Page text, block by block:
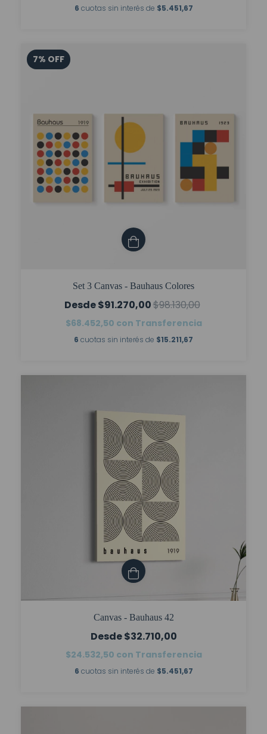
6 cuotas sin interés de $5.451,67
7% OFF
Set 3 Canvas - Bauhaus Colores
$91.270,00$98.130,00
$68.452,50 con Transferencia
6 cuotas sin interés de $15.211,67
Canvas - Bauhaus 42
$32.710,00
$24.532,50 con Transferencia
6 cuotas sin interés de $5.451,67